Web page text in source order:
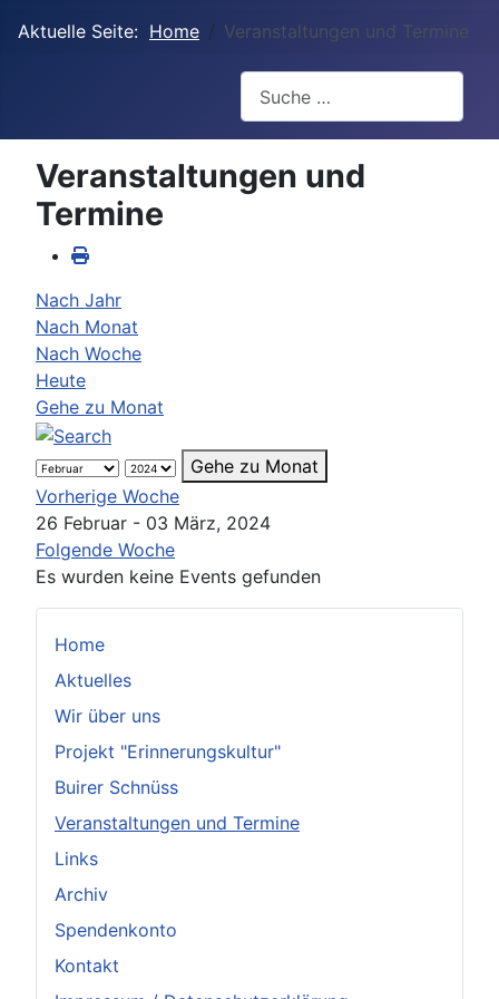
Aktuelle Seite: Home Veranstaltungen und Termine
Home
Aktuelles
Wir über uns
Projekt "Erinnerungskultur"
Buirer Schnüss
Veranstaltungen und Termine
Links
Archiv
Spendenkonto
Kontakt
Veranstaltungen und
Termine
Nach Jahr
Nach Monat
Nach Woche
Heute
Gehe zu Monat
Gehe zu Monat
Vorherige Woche
26 Februar - 03 März, 2024
Folgende Woche
Es wurden keine Events gefunden